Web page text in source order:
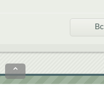
⌃